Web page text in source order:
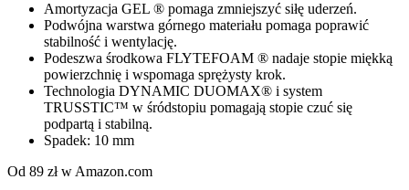
Amortyzacja GEL ® pomaga zmniejszyć siłę uderzeń.
Podwójna warstwa górnego materiału pomaga poprawić
stabilność i wentylację.
Podeszwa środkowa FLYTEFOAM ® nadaje stopie miękką
powierzchnię i wspomaga sprężysty krok.
Technologia DYNAMIC DUOMAX® i system
TRUSSTIC™ w śródstopiu pomagają stopie czuć się
podpartą i stabilną.
Spadek: 10 mm
Od 89 zł w Amazon.com